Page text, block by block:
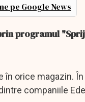
pe Google News
programul
orice magazin.
companiile